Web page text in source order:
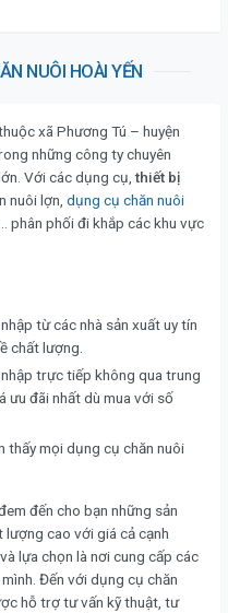
NUÔI HOÀI YẾN
xã Phương Tú – huyện
những công ty chuyên
Với các dụng cụ,thiết bị
nuôi lợn, dụng cụ chăn nuôi
phân phối đi khắp các khu vực
từ các nhà sản xuất uy tín
chất lượng.
trực tiếp không qua trung
ưu đãi nhất dù mua với số
thấy mọi dụng cụ chăn nuôi
đến cho bạn những sản
lượng cao với giá cả cạnh
lựa chọn là nơi cung cấp các
Đến với dụng cụ chăn
hỗ trợ tư vấn kỹ thuật, tư